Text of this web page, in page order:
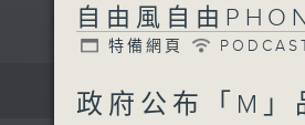
聲音更立體 意見
自由風自由
特備網頁
政府公布「M」